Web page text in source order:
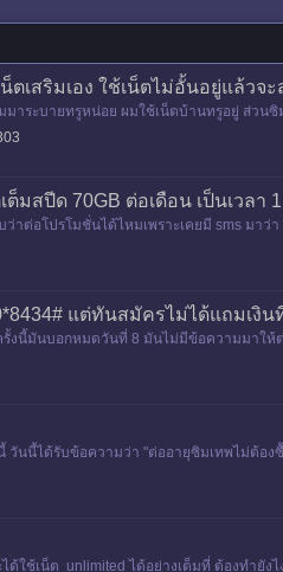
ตเสริมเอง ใช้เน็ตไม่อั้นอยู่แล้วจ
าระบายทรูหน่อย ผมใช้เน็ตบ้านทรูอยู่ ส่วนซิ
จ้งมาพันห
ต็มสปีด 70GB ต่อเดือน เป็นเวลา
าต่อโปรโมชั่นได้ไหมเพราะเคยมี sms มา
แต่ทันสมัครไม่ได้แถมเงิ
นี้มันบอกหมดวันที่ 8 มันไม่มีข้อความมาให้
วันนี้ได้รับข้อความว่า "ต่ออายุซิมเทพไม่ต้อ
ด้ใช้เน็ต unlimited ได้อย่างเต็มที่ ต้องทำยั